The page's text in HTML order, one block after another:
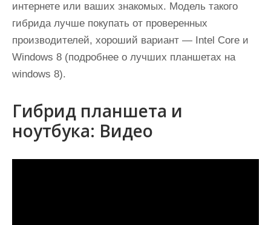
интернете или ваших знакомых. Модель такого
гибрида лучше покупать от проверенных
производителей, хороший вариант — Intel Core и
Windows 8 (подробнее о лучших планшетах на
windows 8).
Гибрид планшета и
ноутбука: Видео